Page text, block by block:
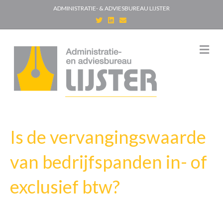
ADMINISTRATIE- & ADVIESBUREAU LIJSTER
T
w
i
e
r
n
d
i
n
E
m
a
M
e
Is de vervangingswaarde
van bedrijfspanden in- of
exclusief btw?